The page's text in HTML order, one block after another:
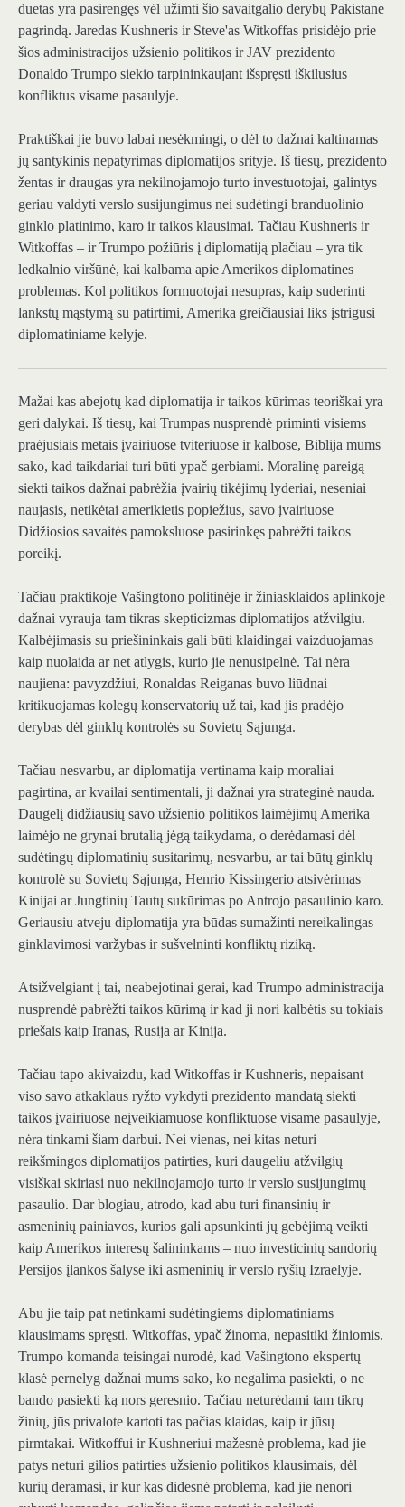
duetas yra pasirengęs vėl užimti šio savaitgalio derybų Pakistane
pagrindą. Jaredas Kushneris ir Steve'as Witkoffas prisidėjo prie
šios administracijos užsienio politikos ir JAV prezidento
Donaldo Trumpo siekio tarpininkaujant išspręsti iškilusius
konfliktus visame pasaulyje.
Praktiškai jie buvo labai nesėkmingi, o dėl to dažnai kaltinamas
jų santykinis nepatyrimas diplomatijos srityje. Iš tiesų, prezidento
žentas ir draugas yra nekilnojamojo turto investuotojai, galintys
geriau valdyti verslo susijungimus nei sudėtingi branduolinio
ginklo platinimo, karo ir taikos klausimai. Tačiau Kushneris ir
Witkoffas – ir Trumpo požiūris į diplomatiją plačiau – yra tik
ledkalnio viršūnė, kai kalbama apie Amerikos diplomatines
problemas. Kol politikos formuotojai nesupras, kaip suderinti
lankstų mąstymą su patirtimi, Amerika greičiausiai liks įstrigusi
diplomatiniame kelyje.
Mažai kas abejotų kad diplomatija ir taikos kūrimas teoriškai yra
geri dalykai. Iš tiesų, kai Trumpas nusprendė priminti visiems
praėjusiais metais įvairiuose tviteriuose ir kalbose, Biblija mums
sako, kad taikdariai turi būti ypač gerbiami. Moralinę pareigą
siekti taikos dažnai pabrėžia įvairių tikėjimų lyderiai, neseniai
naujasis, netikėtai amerikietis popiežius, savo įvairiuose
Didžiosios savaitės pamoksluose pasirinkęs pabrėžti taikos
poreikį.
Tačiau praktikoje Vašingtono politinėje ir žiniasklaidos aplinkoje
dažnai vyrauja tam tikras skepticizmas diplomatijos atžvilgiu.
Kalbėjimasis su priešininkais gali būti klaidingai vaizduojamas
kaip nuolaida ar net atlygis, kurio jie nenusipelnė. Tai nėra
naujiena: pavyzdžiui, Ronaldas Reiganas buvo liūdnai
kritikuojamas kolegų konservatorių už tai, kad jis pradėjo
derybas dėl ginklų kontrolės su Sovietų Sąjunga.
Tačiau nesvarbu, ar diplomatija vertinama kaip moraliai
pagirtina, ar kvailai sentimentali, ji dažnai yra strateginė nauda.
Daugelį didžiausių savo užsienio politikos laimėjimų Amerika
laimėjo ne grynai brutalią jėgą taikydama, o derėdamasi dėl
sudėtingų diplomatinių susitarimų, nesvarbu, ar tai būtų ginklų
kontrolė su Sovietų Sąjunga, Henrio Kissingerio atsivėrimas
Kinijai ar Jungtinių Tautų sukūrimas po Antrojo pasaulinio karo.
Geriausiu atveju diplomatija yra būdas sumažinti nereikalingas
ginklavimosi varžybas ir sušvelninti konfliktų riziką.
Atsižvelgiant į tai, neabejotinai gerai, kad Trumpo administracija
nusprendė pabrėžti taikos kūrimą ir kad ji nori kalbėtis su tokiais
priešais kaip Iranas, Rusija ar Kinija.
Tačiau tapo akivaizdu, kad Witkoffas ir Kushneris, nepaisant
viso savo atkaklaus ryžto vykdyti prezidento mandatą siekti
taikos įvairiuose neįveikiamuose konfliktuose visame pasaulyje,
nėra tinkami šiam darbui. Nei vienas, nei kitas neturi
reikšmingos diplomatijos patirties, kuri daugeliu atžvilgių
visiškai skiriasi nuo nekilnojamojo turto ir verslo susijungimų
pasaulio. Dar blogiau, atrodo, kad abu turi finansinių ir
asmeninių painiavos, kurios gali apsunkinti jų gebėjimą veikti
kaip Amerikos interesų šalininkams – nuo ​​investicinių sandorių
Persijos įlankos šalyse iki asmeninių ir verslo ryšių Izraelyje.
Abu jie taip pat netinkami sudėtingiems diplomatiniams
klausimams spręsti. Witkoffas, ypač žinoma, nepasitiki žiniomis.
Trumpo komanda teisingai nurodė, kad Vašingtono ekspertų
klasė pernelyg dažnai mums sako, ko negalima pasiekti, o ne
bando pasiekti ką nors geresnio. Tačiau neturėdami tam tikrų
žinių, jūs privalote kartoti tas pačias klaidas, kaip ir jūsų
pirmtakai. Witkoffui ir Kushneriui mažesnė problema, kad jie
patys neturi gilios patirties užsienio politikos klausimais, dėl
kurių deramasi, ir kur kas didesnė problema, kad jie nenori